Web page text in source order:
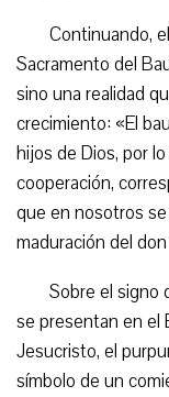
Continuando,
Sacramento del
sino una realidad
crecimiento: «El
hijos de Dios, por
cooperación,
que en nosotros
maduración del
Sobre el signo
se presentan en el
Jesucristo, el
símbolo de un